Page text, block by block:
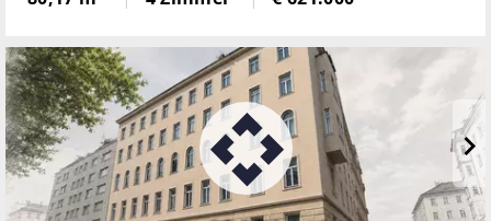
Jahrhundertwendehaus werden
Parallel